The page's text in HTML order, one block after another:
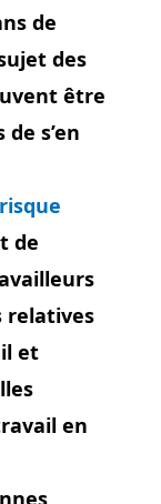
de
des
être
s’en
de
relatives
et
en